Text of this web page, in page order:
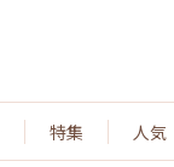
特集 人気